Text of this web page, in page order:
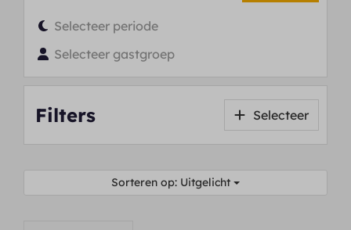
Selecteer periode
Selecteer gastgroep
Filters Selecteer
Sorteren op: Uitgelicht